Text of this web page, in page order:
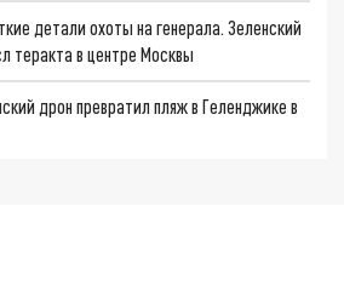
детали охоты на генерала. Зеленский
теракта в центре Москвы
дрон превратил пляж в Геленджике в